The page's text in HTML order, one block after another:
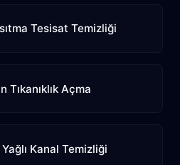
Tesisat Temizliği
Tıkanıklık Açma
Kanal Temizliği